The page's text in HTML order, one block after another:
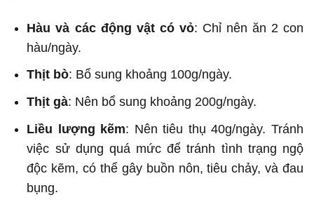
Hàu và các động vật có vỏ: Chỉ nên ăn 2 con
hàu/ngày.
Thịt bò: Bổ sung khoảng 100g/ngày.
Thịt gà: Nên bổ sung khoảng 200g/ngày.
Liều lượng kẽm: Nên tiêu thụ 40g/ngày. Tránh
việc sử dụng quá mức để tránh tình trạng ngộ
độc kẽm, có thể gây buồn nôn, tiêu chảy, và đau
bụng.